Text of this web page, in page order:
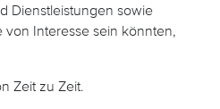
Dienstleistungen sowie
von Interesse sein könnten,
Zeit zu Zeit.